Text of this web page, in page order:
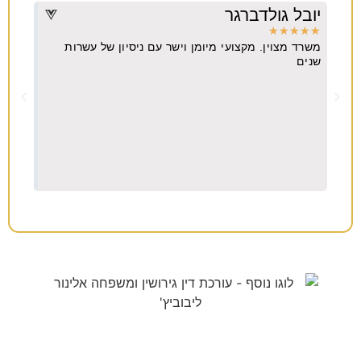
יובל גולדברגר
★
★
★
★
★
משרד מצוין. מקצועי מיומן וישר עם ניסיון של עשרות
שנים